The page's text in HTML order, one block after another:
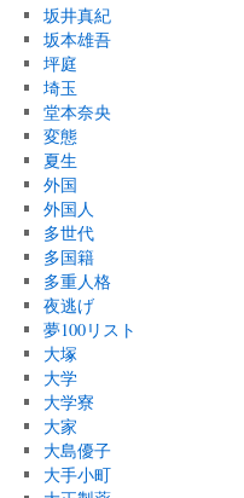
坂井真紀
坂本雄吾
坪庭
埼玉
堂本奈央
変態
夏生
外国
外国人
多世代
多国籍
多重人格
夜逃げ
夢100リスト
大塚
大学
大学寮
大家
大島優子
大手小町